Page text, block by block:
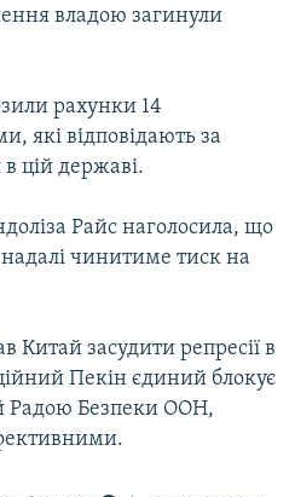
владою загинули
рахунки 14
які відповідають за
цій державі.
Райс наголосила, що
чинитиме тиск на
Китай засудити репресії в
Пекін єдиний блокує
Радою Безпеки ООН,